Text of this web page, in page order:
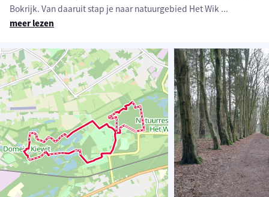
Bokrijk. Van daaruit stap je naar natuurgebied Het Wik ...
meer lezen